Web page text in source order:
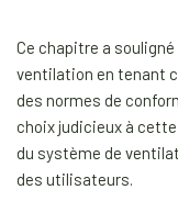
Ce chapitre a
ventilation en tenant
des normes de
choix judicieux à
du système de
des utilisateurs.